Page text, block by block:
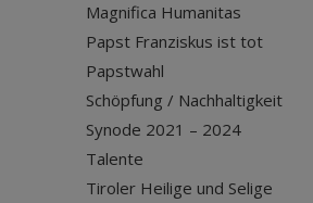
Magnifica Humanitas
Papst Franziskus ist tot
Papstwahl
Schöpfung / Nachhaltigkeit
Synode 2021 – 2024
Talente
Tiroler Heilige und Selige